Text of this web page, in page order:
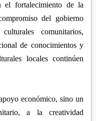
el fortalecimiento de la
del gobierno
comunitarios,
de conocimientos y
locales continúen
económico, sino un
a la creatividad